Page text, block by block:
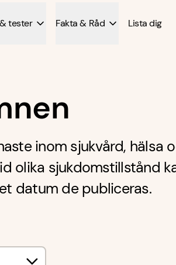
tester Fakta & Råd Lista dig
inom sjukvård, hälsa
olika sjukdomstillstånd
datum de publiceras.